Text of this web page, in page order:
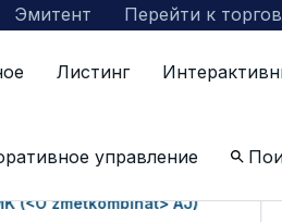
Эмитент Перейти к
Листинг
управление
о компании
AJ)